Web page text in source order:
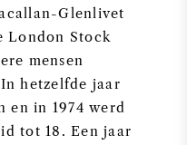
Glenlivet
London Stock
mensen
hetzelfde jaar
en in 1974 werd
tot 18. Een jaar